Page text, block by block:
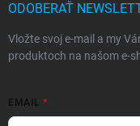
ODOBERAŤ
Vložte svoj e-mail a my
produktoch na našom e-
EMAIL